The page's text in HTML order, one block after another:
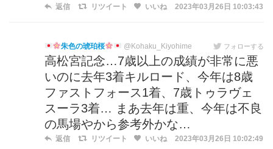
返信 リツイート いいね 2023年03月26日 10:03:43
朱色の琥珀桜 @Kohaku_Kiyohime フォローする
高松宮記念…7歳以上の成績が非常に悪
いのに去年3着キルロード、今年は8歳
ファストフォース1着、7歳トゥラヴェ
スーラ3着… まあ去年は重、今年は不良
の馬場やから参考外かな…
返信 リツイート いいね 2023年03月26日 10:02:49